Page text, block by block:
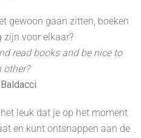
gewoon gaan zitten, boeken
zijn voor elkaar?
read books and be nice to
other?
leuk dat je op het moment
en kunt ontsnappen aan de